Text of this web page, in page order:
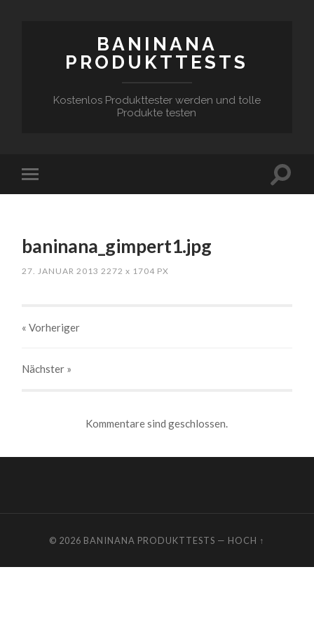
BANINANA
PRODUKTTESTS
Kostenlos Produkttester werden und tolle
Produkte testen
baninana_gimpert1.jpg
27. JANUAR 2013 2272x 1704 PX
« Vorheriger
Nächster »
Kommentare sind geschlossen.
© 2026 BANINANA PRODUKTTESTS — HOCH ↑